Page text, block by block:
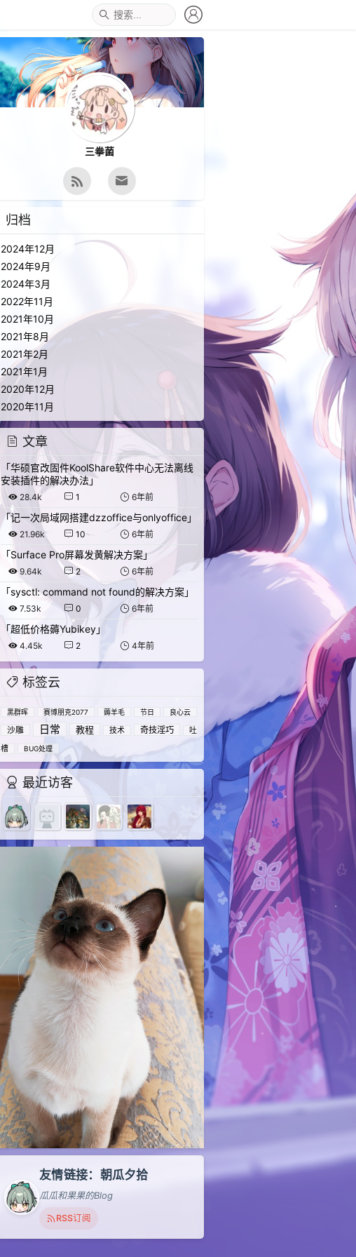
三拳菌
归档
2024年12月
2024年9月
2024年3月
2022年11月
2021年10月
2021年8月
2021年2月
2021年1月
2020年12月
2020年11月
文章
「华硕官改固件KoolShare软件中心无法离线
安装插件的解决办法」
28.4k 1 6年前
「记一次局域网搭建dzzoffice与onlyoffice」
21.96k 10 6年前
「Surface Pro屏幕发黄解决方案」
9.64k 2 6年前
「sysctl: command not found的解决方案」
7.53k 0 6年前
「超低价格薅Yubikey」
4.45k 2 4年前
标签云
黑群晖 赛博朋克2077 薅羊毛 节日 良心云
沙雕 日常 教程 技术 奇技淫巧
吐
槽
BUG处理
最近访客
友情链接：朝瓜夕拾
瓜瓜和果果的Blog
RSS订阅